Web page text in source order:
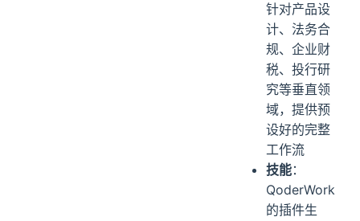
针对产品设
计、法务合
规、企业财
税、投行研
究等垂直领
域，提供预
设好的完整
工作流
技能：
QoderWork
的插件生